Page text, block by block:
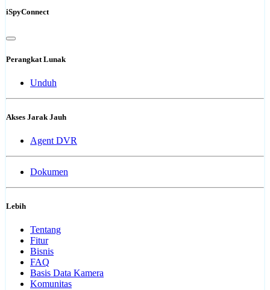
iSpyConnect
Perangkat Lunak
Unduh
Akses Jarak Jauh
Agent DVR
Dokumen
Lebih
Tentang
Fitur
Bisnis
FAQ
Basis Data Kamera
Komunitas